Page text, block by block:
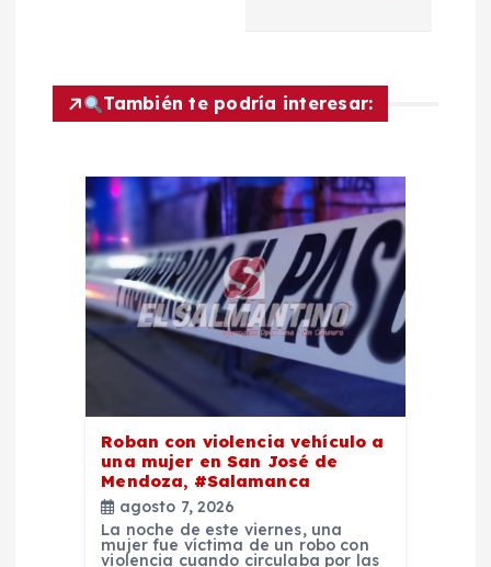
d
También te podría interesar:
Roban con violencia vehículo a
una mujer en San José de
Mendoza, #Salamanca
agosto 7, 2026
La noche de este viernes, una
mujer fue víctima de un robo con
violencia cuando circulaba por las